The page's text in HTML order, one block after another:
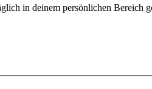
in deinem persönlichen Bereich